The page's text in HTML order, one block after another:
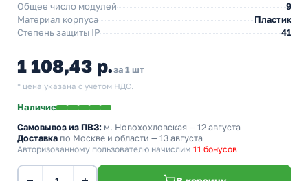
Общее число модулей
9
Материал корпуса
Пластик
Степень защиты IP
41
1 108,43 р.за 1 шт
* цена указана с учетом НДС.
Наличие
Самовывоз из ПВЗ: м. Новохохловская — 12 августа
Доставка по Москве и области — 13 августа
Авторизованному пользователю начислим 11 бонусов